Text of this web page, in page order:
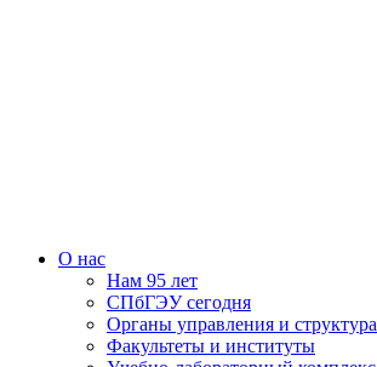
О нас
Нам 95 лет
СПбГЭУ сегодня
Органы управления и структура
Факультеты и институты